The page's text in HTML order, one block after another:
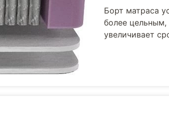
Борт матраса
более цельным,
увеличивает